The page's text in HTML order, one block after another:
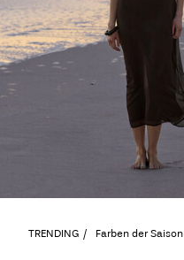
TRENDING Farben der Saison